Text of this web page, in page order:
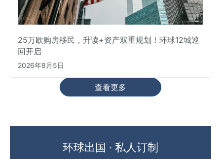
25万欧购房移民，升读+资产双重规划！环球12城巡
回开启
2026年8月5日
查看更多
环球出国 · 私人订制